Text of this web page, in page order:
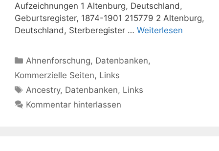
Aufzeichnungen 1 Altenburg, Deutschland,
Geburtsregister, 1874-1901 215779 2 Altenburg,
Deutschland, Sterberegister … Weiterlesen
Kategorien
Ahnenforschung, Datenbanken,
Kommerzielle Seiten, Links
Schlagwörter
Ancestry, Datenbanken, Links
Kommentar hinterlassen